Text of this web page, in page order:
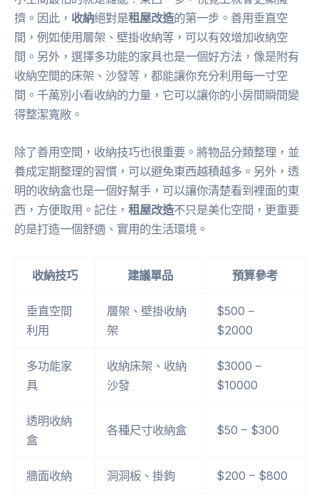
擠。因此， 收納絕對是租屋改造的第一步。善用垂直空
間，例如使用層架、壁掛收納等，可以有效增加收納空
間。另外，選擇多功能的家具也是一個好方法，像是附有
收納空間的床架、沙發等，都能讓你充分利用每一寸空
間。千萬別小看收納的力量，它可以讓你的小房間瞬間變
得整潔寬敞。
除了善用空間，收納技巧也很重要。將物品分類整理，並
養成定期整理的習慣，可以避免東西越積越多。另外，透
明的收納盒也是一個好幫手，可以讓你清楚看到裡面的東
西，方便取用。記住， 租屋改造不只是美化空間，更重要
的是打造一個舒適、實用的生活環境。
收納技巧 建議單品 預算參考
垂直空間
利用
層架、壁掛收納
架
$500 –
$2000
多功能家
具
收納床架、收納
沙發
$3000 –
$10000
透明收納
盒
各種尺寸收納盒 $50 – $300
牆面收納 洞洞板、掛鉤 $200 – $800